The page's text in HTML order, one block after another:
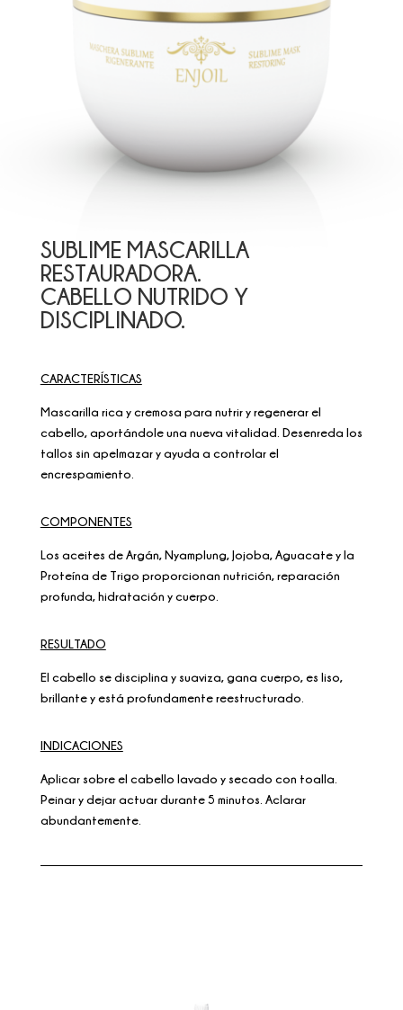
SUBLIME MASCARILLA
RESTAURADORA.
CABELLO NUTRIDO Y
DISCIPLINADO.
CARACTERÍSTICAS
Mascarilla rica y cremosa para nutrir y regenerar el
cabello, aportándole una nueva vitalidad. Desenreda los
tallos sin apelmazar y ayuda a controlar el
encrespamiento.
COMPONENTES
Los aceites de Argán, Nyamplung, Jojoba, Aguacate y la
Proteína de Trigo proporcionan nutrición, reparación
profunda, hidratación y cuerpo.
RESULTADO
El cabello se disciplina y suaviza, gana cuerpo, es liso,
brillante y está profundamente reestructurado.
INDICACIONES
Aplicar sobre el cabello lavado y secado con toalla.
Peinar y dejar actuar durante 5 minutos. Aclarar
abundantemente.